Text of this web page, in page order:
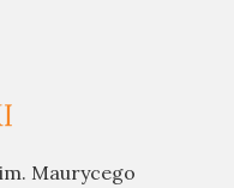
Maurycego